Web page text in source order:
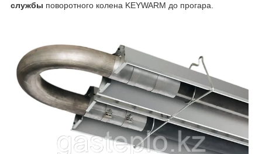
службы поворотного колена KEYWARM до прогара.